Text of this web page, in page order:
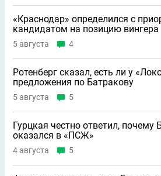
«Краснодар» определился с
кандидатом на позицию вингера
5 августа 4
Ротенберг сказал, есть ли у
предложения по Батракову
5 августа 5
Гурцкая честно ответил, почему
оказался в «ПСЖ»
4 августа 5